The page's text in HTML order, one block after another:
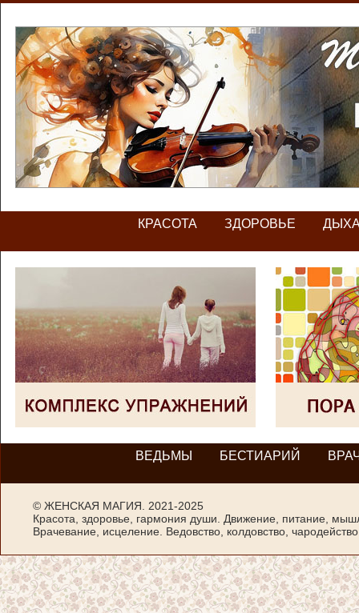
КРАСОТА ЗДОРОВЬЕ
ВЕДЬМЫ БЕСТИАРИЙ
© ЖЕНСКАЯ МАГИЯ . 2021-2025
Красота, здоровье, гармония души. Движение, питание,
Врачевание, исцеление. Ведовство, колдовство,